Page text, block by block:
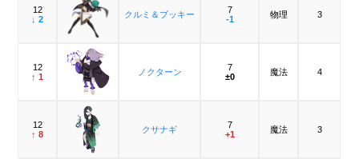
12
↓ 2
クルミ＆ブッキー
7
-1
物理 3
12
↑ 1
ノクターン
7
±0
魔法 4
12
↑ 8
クサナギ
7
+1
魔法 3